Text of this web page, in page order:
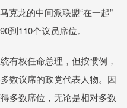
克龙的中间派联盟“在一起”
到110个议员席位。
权任命总理，但按惯例，
数议席的政党代表人物。因
多数席位，无论是相对多数